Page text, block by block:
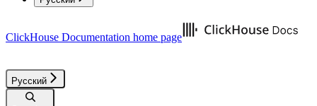
ClickHouse Documentation home page
Русский